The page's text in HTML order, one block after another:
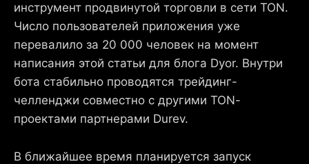
инструмент продвинутой торговли в сети TON.
Число пользователей приложения уже
перевалило за 20 000 человек на момент
написания этой статьи для блога Dyor. Внутри
бота стабильно проводятся трейдинг-
челленджи совместно с другими TON-
проектами партнерами Durev.
В ближайшее время планируется запуск